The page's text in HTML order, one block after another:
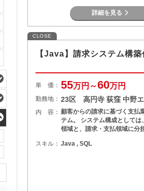
詳細を見る
CLOSE
【Java】請求システム構
単 価： 55万円～60万円
勤務地： 23区 高円寺 荻窪 中野
内 容： 顧客からの請求に基づく支払
テム。 システム構成としては
領域と、請求・支払領域に分
スキル： Java , SQL